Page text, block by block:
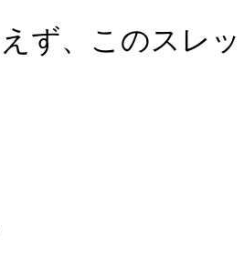
ず、このスレ